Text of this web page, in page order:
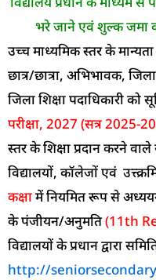
भरे जाने एवं शुल्क
उच्च माध्यमिक स्तर के मान्यता
छात्र/छात्रा, अभिभावक,
जिला शिक्षा पदाधिकारी को
परीक्षा, 2027 (सत्र 2025-
स्तर के शिक्षा प्रदान करने
विद्यालयों, कॉलेजों एवं
कक्षामें नियमित रूप से
के पंजीयन/अनुमति(11th
विद्यालयों के प्रधान द्वारा
http://